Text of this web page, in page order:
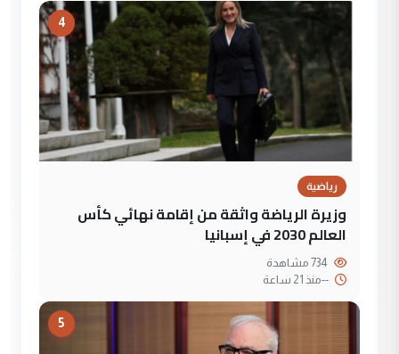
4
رياضية
وزيرة الرياضة واثقة من إقامة نهائي كأس
العالم 2030 في إسبانيا
--منذ 21 ساعة
5